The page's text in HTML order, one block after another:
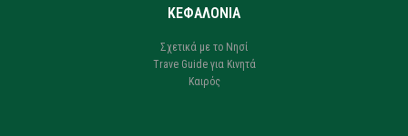
ΚΕΦΑΛΟΝΙΑ
Σχετικά με το Νησί
Trave Guide για Κινητά
Καιρός